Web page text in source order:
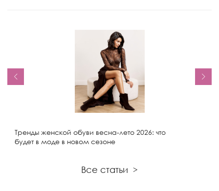
Тренды женской обуви весна-лето 2026: что
будет в моде в новом сезоне
Все статьи >